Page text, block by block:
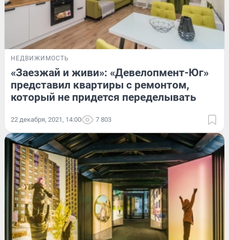
НЕДВИЖИМОСТЬ
«Заезжай и живи»: «Девелопмент-Юг»
представил квартиры с ремонтом,
который не придется переделывать
22 декабря, 2021, 14:00 7 803